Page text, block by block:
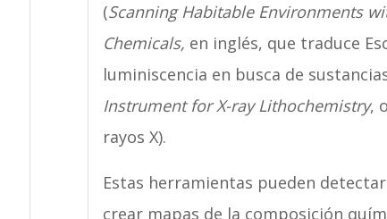
(Scanning Habitable Environments
Chemicals, en inglés, que traduce
luminiscencia en busca de
Instrument for X-ray Lithochemistry,
rayos X).
Estas herramientas pueden
crear mapas de la composición